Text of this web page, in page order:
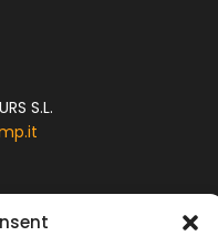
S.L.
Palmas ) Fuerteventura